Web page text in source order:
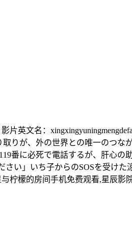
英文名：
りが、外の世界との唯一のつな
番に必死で電話するが、肝心の
い」いち子からのSOSを受け
檬的房间手机免费观看,星辰影